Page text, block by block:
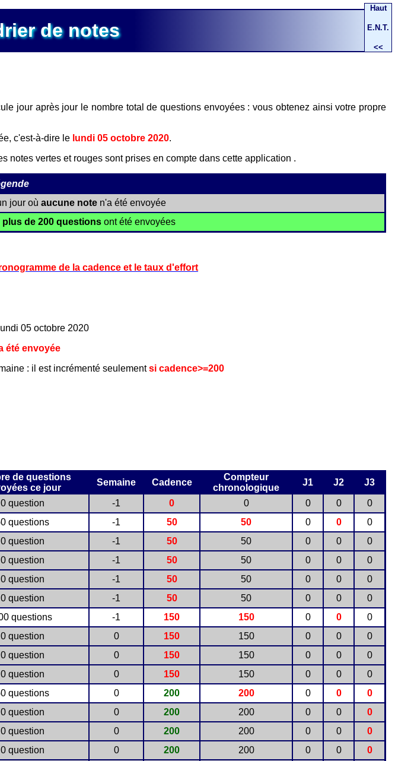
Haut
E.N.T.
<<
de notes
jour après jour le nombre total de questions envoyées : vous obtenez ainsi votre propre
c'est-à-dire le lundi 05 octobre 2020.
notes vertes et rouges sont prises en compte dans cette application .
jour où aucune noten'a été envoyée
plus de 200 questionsont été envoyées
de la cadence et le taux d'effort
05 octobre 2020
été envoyée
: il est incrémenté seulementsi cadence>=200
de questions
ce jour
Semaine Cadence
Compteur
chronologique
J1 J2 J3
0 question -1 0 0 0 0
0
questions -1 50 50 0 0
0
0 question -1 50 50 0 0
0
0 question -1 50 50 0 0
0
0 question -1 50 50 0 0
0
0 question -1 50 50 0 0
0
questions -1 150 150 0 0
0
0 question 0 150 150 0 0
0
0 question 0 150 150 0 0
0
0 question 0 150 150 0 0
0
questions 0 200 200 0 0
0
0 question 0 200 200 0 0
0
0 question 0 200 200 0 0
0
0 question 0 200 200 0 0
0